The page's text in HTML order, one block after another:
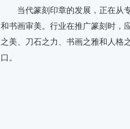
当代篆刻印章的发展，正在从专
和书画审美。行业在推广篆刻时，
之美、刀石之力、书画之雅和人格
口。